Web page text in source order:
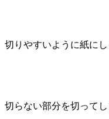
切りやすいように紙に
切らない部分を切ってし